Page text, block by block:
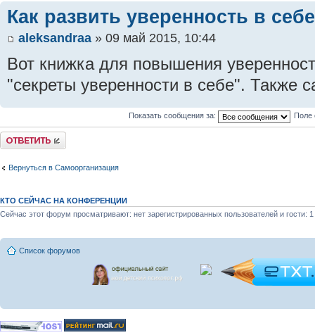
Как развить уверенность в себе
aleksandraa » 09 май 2015, 10:44
Вот книжка для повышения
"секреты уверенности в себе". Также
Показать сообщения за: Поле
Ответить
Вернуться в Самоорганизация
КТО СЕЙЧАС НА КОНФЕРЕНЦИИ
Сейчас этот форум просматривают: нет зарегистрированных пользователей и гости: 1
Список форумов